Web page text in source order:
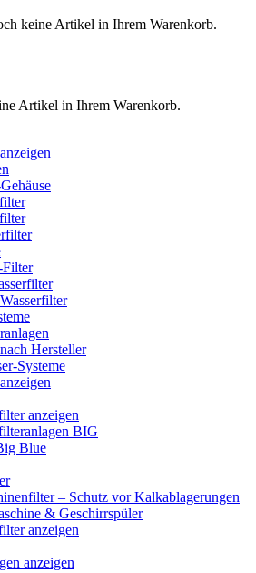
keine Artikel in Ihrem Warenkorb.
Artikel in Ihrem Warenkorb.
Filter
Hersteller
Systeme
anzeigen
BIG
Blue
– Schutz vor Kalkablagerungen
& Geschirrspüler
anzeigen
anzeigen